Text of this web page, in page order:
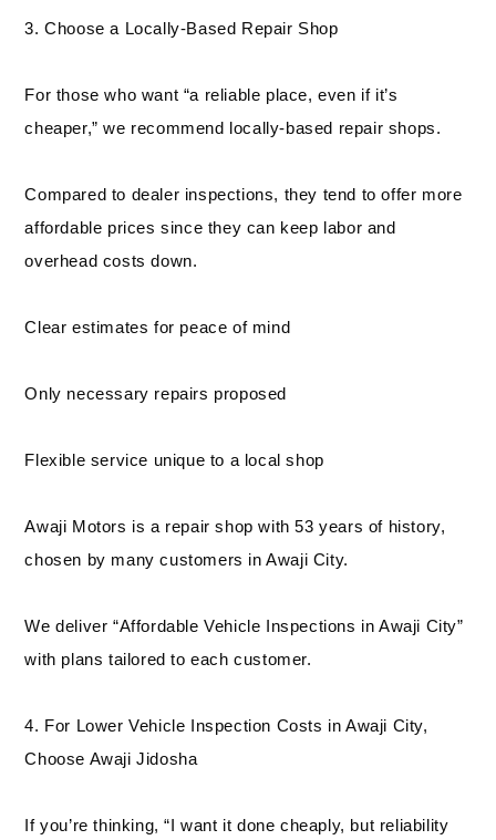
3. Choose a Locally-Based Repair Shop
For those who want “a reliable place, even if it’s
cheaper,” we recommend locally-based repair shops.
Compared to dealer inspections, they tend to offer more
affordable prices since they can keep labor and
overhead costs down.
Clear estimates for peace of mind
Only necessary repairs proposed
Flexible service unique to a local shop
Awaji Motors is a repair shop with 53 years of history,
chosen by many customers in Awaji City.
We deliver “Affordable Vehicle Inspections in Awaji City”
with plans tailored to each customer.
4. For Lower Vehicle Inspection Costs in Awaji City,
Choose Awaji Jidosha
If you’re thinking, “I want it done cheaply, but reliability